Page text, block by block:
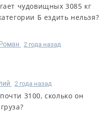
чудовищных 3085 кг
Б ездить нельзя?
Роман 2 года назад
2 года назад
3100, сколько он